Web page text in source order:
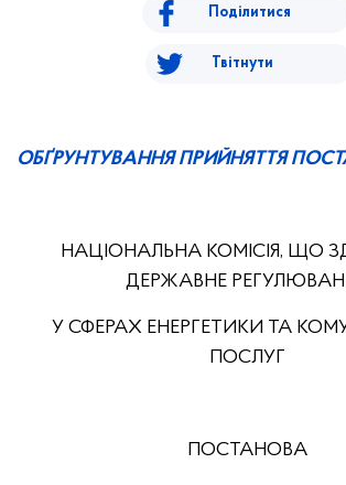
Поділитися
Твітнути
ОБҐРУНТУВАННЯ ПРИЙНЯТТЯ
НАЦІОНАЛЬНА КОМІСІЯ, ЩО
ДЕРЖАВНЕ
У СФЕРАХ ЕНЕРГЕТИКИ ТА
ПОСЛУГ
ПОСТАНОВА